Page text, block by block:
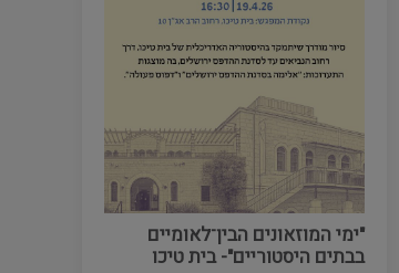
"ימי המוזאונים הבין־לאומיים
בבתים היסטוריים"- בית טיכו